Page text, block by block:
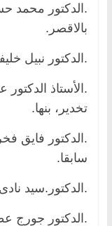
.الدكتور محمد
بالاقصر.
.الدكتور نبيل
.الأستاذ
تخدير، بنها.
.الدكتور فايق
سابقا.
.الدكتور.سيد
.الدكتور جورج